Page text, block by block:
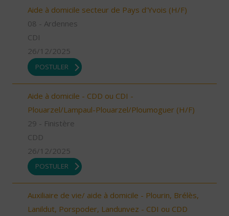
Aide à domicile secteur de Pays d'Yvois (H/F)
08 - Ardennes
CDI
26/12/2025
POSTULER
Aide à domicile - CDD ou CDI -
Plouarzel/Lampaul-Plouarzel/Ploumoguer (H/F)
29 - Finistère
CDD
26/12/2025
POSTULER
Auxiliaire de vie/ aide à domicile - Plourin, Brélès,
Lanildut, Porspoder, Landunvez - CDI ou CDD